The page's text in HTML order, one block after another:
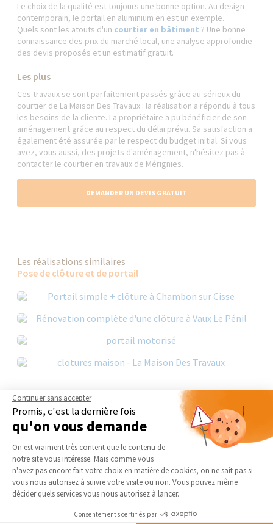
Le choix de la qualité est toujours une bonne option. Au design
contemporain, le portail en aluminium en est un exemple.
Quels sont les atouts d'un courtier en bâtiment ? Une bonne
connaissance des prix du marché local, une analyse approfondie
des devis proposés et un estimatif gratuit.
Les plus
Ces travaux se sont parfaitement passés grâce au sérieux du
courtier de La Maison Des Travaux : la réalisation a répondu à tous
les besoins de la cliente. La propriétaire a pu bénéficier de son
aménagement grâce au respect du délai prévu. Sa satisfaction a
également été assurée par le respect du budget initial. Si vous
avez, vous aussi, des projets d'aménagement, n'hésitez pas à
contacter le courtier en travaux de Mérignies.
DEMANDER UN DEVIS GRATUIT
Les réalisations similaires
Pose de clôture et de portail
Nos derniers conseils et actus
Continuer sans accepter
Promis, c'est la dernière fois
qu'on vous demande
Plateforme de Gestion du
On est vraiment très content que le contenu de
notre site vous intéresse. Mais comme vous
n'avez pas encore fait votre choix en matière de cookies, on ne sait pas si
vous nous autorisez à suivre votre visite ou non. Vous pouvez même
décider quels services vous nous autorisez à lancer.
Consentements certifiés par
Axeptio consent